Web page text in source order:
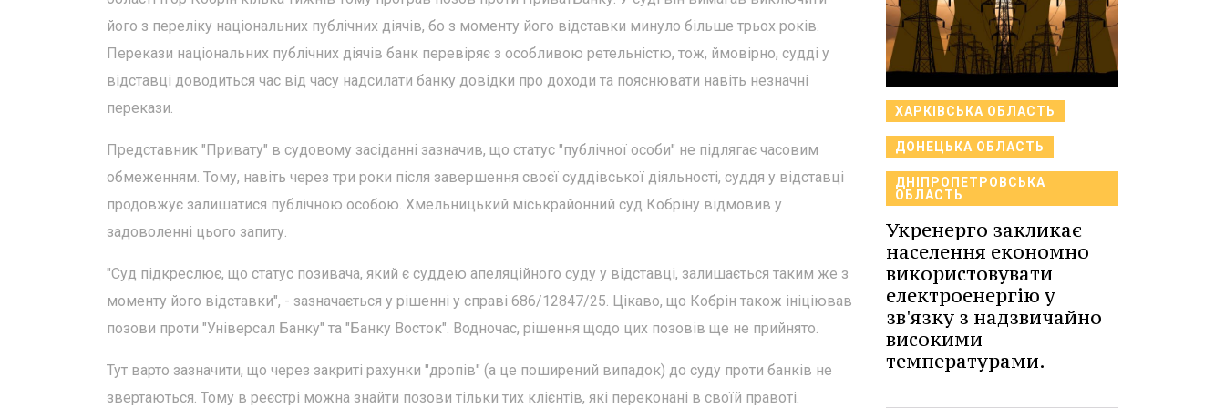
його з переліку національних публічних діячів, бо з моменту його відставки минуло більше трьох років.
Перекази національних публічних діячів банк перевіряє з особливою ретельністю, тож, ймовірно, судді у
відставці доводиться час від часу надсилати банку довідки про доходи та пояснювати навіть незначні
перекази.
Представник "Привату" в судовому засіданні зазначив, що статус "публічної особи" не підлягає часовим
обмеженням. Тому, навіть через три роки після завершення своєї суддівської діяльності, суддя у відставці
продовжує залишатися публічною особою. Хмельницький міськрайонний суд Кобріну відмовив у
задоволенні цього запиту.
"Суд підкреслює, що статус позивача, який є суддею апеляційного суду у відставці, залишається таким же з
моменту його відставки", - зазначається у рішенні у справі 686/12847/25. Цікаво, що Кобрін також ініціював
позови проти "Універсал Банку" та "Банку Восток". Водночас, рішення щодо цих позовів ще не прийнято.
Тут варто зазначити, що через закриті рахунки "дропів" (а це поширений випадок) до суду проти банків не
звертаються. Тому в реєстрі можна знайти позови тільки тих клієнтів, які переконані в своїй правоті.
ХАРКІВСЬКА ОБЛАСТЬ
ДОНЕЦЬКА ОБЛАСТЬ
ДНІПРОПЕТРОВСЬКА
ОБЛАСТЬ
Укренерго закликає
населення економно
використовувати
електроенергію у
зв'язку з надзвичайно
високими
температурами.